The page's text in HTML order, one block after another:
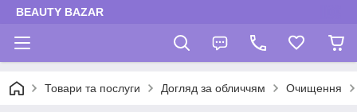
BEAUTY BAZAR
Товари та послуги Догляд за обличчям Очищення